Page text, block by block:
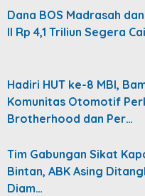
Dana BOS Madrasah
II Rp 4,1 Triliun Segera
Hadiri HUT ke-8 MBI,
Komunitas Otomotif
Brotherhood dan Per…
Tim Gabungan Sikat
Bintan, ABK Asing
Diam…